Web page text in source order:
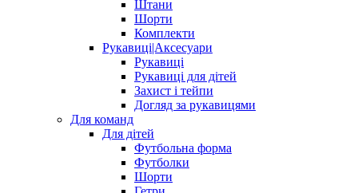
Штани
Шорти
Комплекти
Рукавиці|Аксесуари
Рукавиці
Рукавиці для дітей
Захист і тейпи
Догляд за рукавицями
Для команд
Для дітей
Футбольна форма
Футболки
Шорти